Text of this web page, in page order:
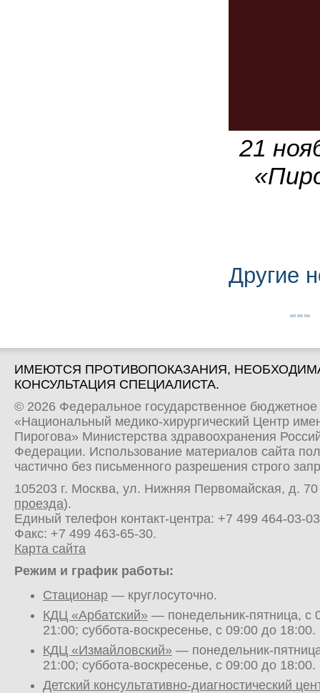
21
Другие
ИМЕЮТСЯ ПРОТИВОПОКАЗАНИЯ,
КОНСУЛЬТАЦИЯ СПЕЦИАЛИСТА.
© 2026 Федеральное государственное
«Национальный медико-хирургический Центр
Пирогова» Министерства здравоохранения
Федерации. Использование материалов сайта
частично без письменного разрешения строго
105203 г. Москва, ул. Нижняя Первомайская, д.
проезда).
Единый телефон контакт-центра: +7 499 464-03-03
Факс: +7 499 463-65-30.
Карта сайта
Режим и график работы:
Стационар — круглосуточно.
КДЦ «Арбатский» — понедельник-пятница, с
21:00; суббота-воскресенье, с 09:00 до 18:00.
КДЦ «Измайловский» — понедельник-
21:00; суббота-воскресенье, с 09:00 до 18:00.
Детский консультативно-диагностический